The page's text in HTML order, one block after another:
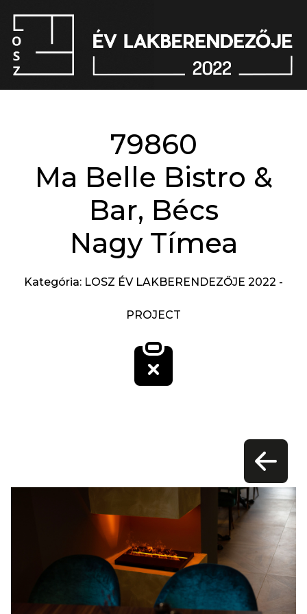
79860
Ma Belle Bistro &
Bar, Bécs
Nagy Tímea
Kategória: LOSZ ÉV LAKBERENDEZŐJE 2022 -
PROJECT